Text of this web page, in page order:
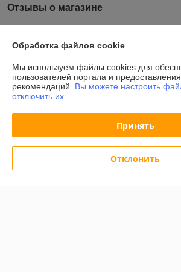
Отзывы о магазине
О нас
Контакты
График работы
Обработка файлов cookie
Мы используем файлы cookies для
пользователей портала и
рекомендаций. Вы можете настроить
отключить их.
Принять
Отклонить